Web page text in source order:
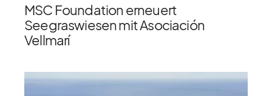
MSC Foundation erneuert
Seegraswiesen mit Asociación
Vellmarí